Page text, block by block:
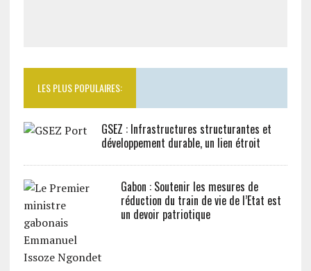
LES PLUS POPULAIRES:
GSEZ : Infrastructures structurantes et
développement durable, un lien étroit
Gabon : Soutenir les mesures de
réduction du train de vie de l’Etat est
un devoir patriotique